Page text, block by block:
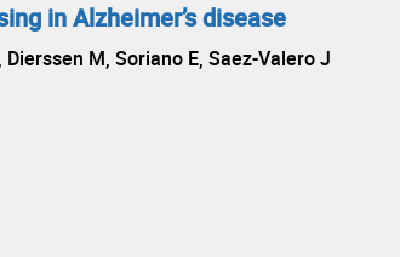
in Alzheimer’s disease
M, Soriano E, Saez-Valero J